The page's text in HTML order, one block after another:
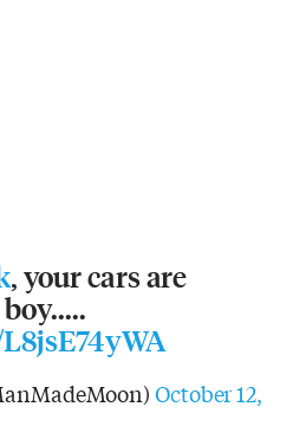
, your cars are
October 12,